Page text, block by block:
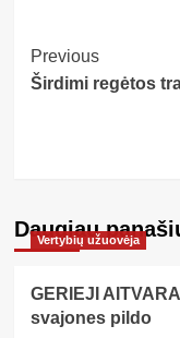
Post
Previous
Širdimi regėtos
Daugiau
Vertybių užuovėja
GERIEJI
svajones pildo